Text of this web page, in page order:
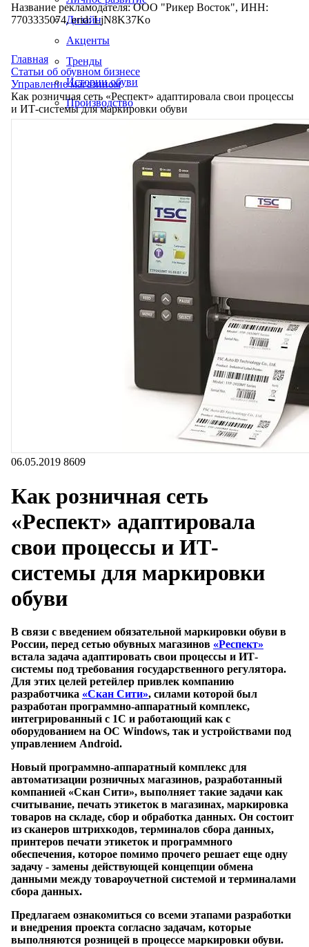
Дизайн
Акценты
Тренды
Истории обуви
Производство
Название рекламодателя: ООО "Рикер Восток", ИНН:
7703335074, erid: LjN8K37Ko
Главная
Статьи об обувном бизнесе
Управление магазином
Как розничная сеть «Респект» адаптировала свои процессы
и ИТ-системы для маркировки обуви
06.05.2019 8609
Как розничная сеть
«Респект» адаптировала
свои процессы и ИТ-
системы для маркировки
обуви
В связи с введением обязательной маркировки обуви в
России, перед сетью обувных магазинов «Респект»
встала задача адаптировать свои процессы и ИТ-
системы под требования государственного регулятора.
Для этих целей ретейлер привлек компанию
разработчика «Скан Сити», силами которой был
разработан программно-аппаратный комплекс,
интегрированный с 1С и работающий как с
оборудованием на ОС Windows, так и устройствами под
управлением Android.
Новый программно-аппаратный комплекс для
автоматизации розничных магазинов, разработанный
компанией «Скан Сити», выполняет такие задачи как
считывание, печать этикеток в магазинах, маркировка
товаров на складе, сбор и обработка данных. Он состоит
из сканеров штрихкодов, терминалов сбора данных,
принтеров печати этикеток и программного
обеспечения, которое помимо прочего решает еще одну
задачу - замены действующей концепции обмена
данными между товароучетной системой и терминалами
сбора данных.
Предлагаем ознакомиться со всеми этапами разработки
и внедрения проекта согласно задачам, которые
выполняются розницей в процессе маркировки обуви.